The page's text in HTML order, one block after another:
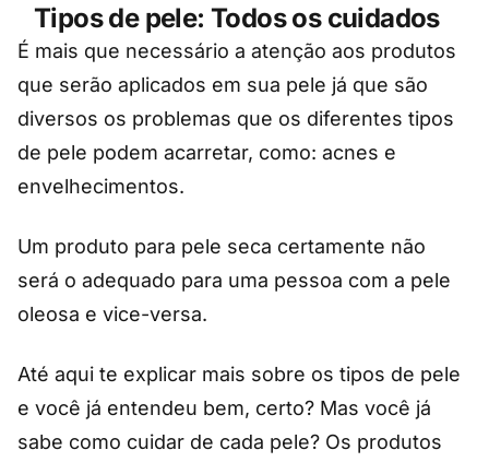
Tipos de pele: Todos os cuidados
É mais que necessário a atenção aos produtos
que serão aplicados em sua pele já que são
diversos os problemas que os diferentes tipos
de pele podem acarretar, como: acnes e
envelhecimentos.
Um produto para pele seca certamente não
será o adequado para uma pessoa com a pele
oleosa e vice-versa.
Até aqui te explicar mais sobre os tipos de pele
e você já entendeu bem, certo? Mas você já
sabe como cuidar de cada pele? Os produtos